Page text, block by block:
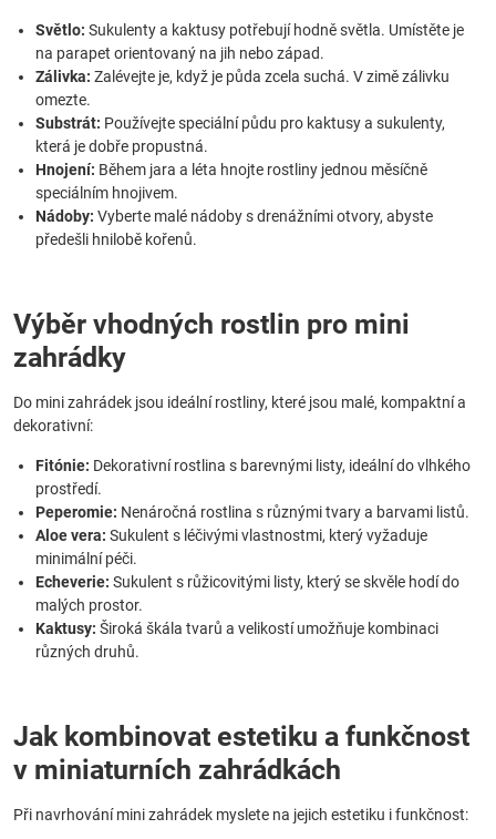
Světlo: Sukulenty a kaktusy potřebují hodně světla. Umístěte je
na parapet orientovaný na jih nebo západ.
Zálivka: Zalévejte je, když je půda zcela suchá. V zimě zálivku
omezte.
Substrát: Používejte speciální půdu pro kaktusy a sukulenty,
která je dobře propustná.
Hnojení: Během jara a léta hnojte rostliny jednou měsíčně
speciálním hnojivem.
Nádoby: Vyberte malé nádoby s drenážními otvory, abyste
předešli hnilobě kořenů.
Výběr vhodných rostlin pro mini
zahrádky
Do mini zahrádek jsou ideální rostliny, které jsou malé, kompaktní a
dekorativní:
Fitónie: Dekorativní rostlina s barevnými listy, ideální do vlhkého
prostředí.
Peperomie: Nenáročná rostlina s různými tvary a barvami listů.
Aloe vera: Sukulent s léčivými vlastnostmi, který vyžaduje
minimální péči.
Echeverie: Sukulent s růžicovitými listy, který se skvěle hodí do
malých prostor.
Kaktusy: Široká škála tvarů a velikostí umožňuje kombinaci
různých druhů.
Jak kombinovat estetiku a funkčnost
v miniaturních zahrádkách
Při navrhování mini zahrádek myslete na jejich estetiku i funkčnost: